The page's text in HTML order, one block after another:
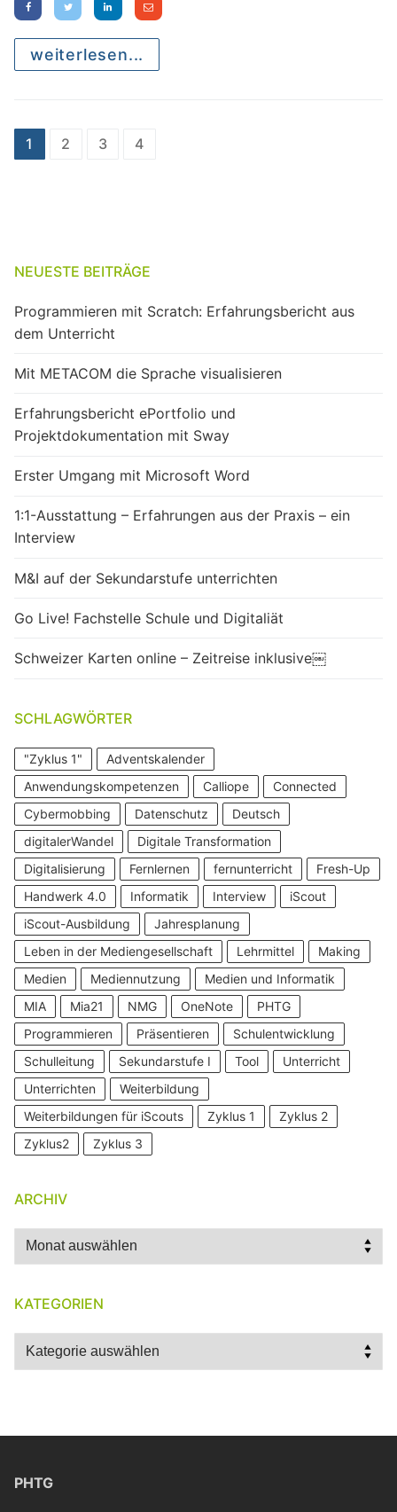
weiterlesen...
Seitennummerierung
1 2 3 4
NEUESTE BEITRÄGE
Programmieren mit Scratch: Erfahrungsbericht aus
dem Unterricht
Mit METACOM die Sprache visualisieren
Erfahrungsbericht ePortfolio und
Projektdokumentation mit Sway
Erster Umgang mit Microsoft Word
1:1-Ausstattung – Erfahrungen aus der Praxis – ein
Interview
M&I auf der Sekundarstufe unterrichten
Go Live! Fachstelle Schule und Digitaliät
Schweizer Karten online – Zeitreise inklusive￼
SCHLAGWÖRTER
"Zyklus 1"
Adventskalender
Anwendungskompetenzen
Calliope
Connected
Cybermobbing
Datenschutz
Deutsch
digitalerWandel
Digitale Transformation
Digitalisierung
Fernlernen fernunterricht
Fresh-Up
Handwerk 4.0
Informatik Interview
iScout
iScout-Ausbildung
Jahresplanung
Leben in der Mediengesellschaft
Lehrmittel
Making
Medien
Mediennutzung
Medien und Informatik
MIA
Mia21 NMG OneNote
PHTG
Programmieren
Präsentieren
Schulentwicklung
Schulleitung
Sekundarstufe I Tool
Unterricht
Unterrichten
Weiterbildung
Weiterbildungen für iScouts
Zyklus 1
Zyklus 2
Zyklus2
Zyklus 3
ARCHIV
Archiv
KATEGORIEN
Kategorien
PHTG